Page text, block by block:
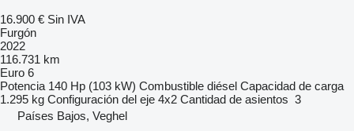
16.900 € Sin IVA
Furgón
2022
116.731 km
Euro 6
Potencia 140 Hp (103 kW) Combustible diésel Capacidad de carga
1.295 kg Configuración del eje 4x2 Cantidad de asientos 3
Países Bajos, Veghel